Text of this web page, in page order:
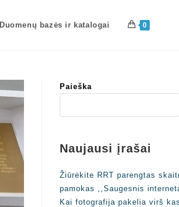
Duomenų bazės ir katalogai 0
Paieška
Naujausi įrašai
Žiūrėkite RRT parengtas
pamokas ,,Saugesnis
Kai fotografija pakelia virš